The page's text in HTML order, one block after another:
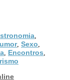
, Sexo
Encontros